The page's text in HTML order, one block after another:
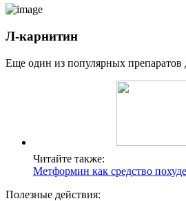
Л-карнитин
Еще один из популярных препаратов
Читайте также:
Метформин как средство
Полезные действия: